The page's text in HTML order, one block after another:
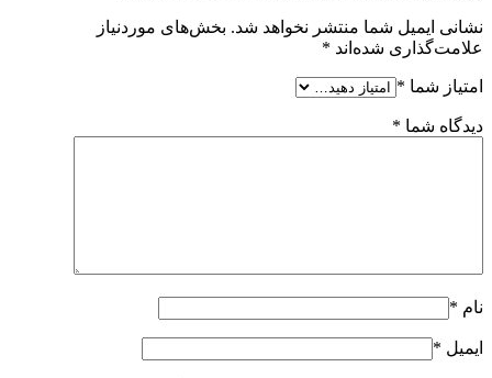
نشانی ایمیل شما منتشر نخواهد شد. بخش‌های موردنیاز
علامت‌گذاری شده‌اند *
امتیاز شما *
دیدگاه شما *
نام *
ایمیل *